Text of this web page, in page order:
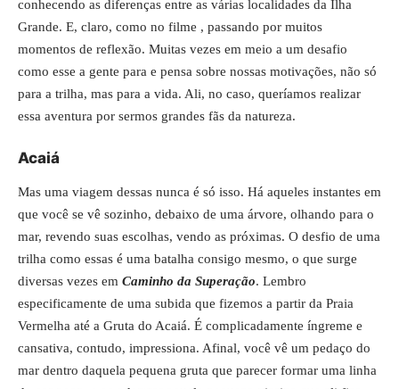
conhecendo as diferenças entre as várias localidades da Ilha
Grande. E, claro, como no filme , passando por muitos
momentos de reflexão. Muitas vezes em meio a um desafio
como esse a gente para e pensa sobre nossas motivações, não só
para a trilha, mas para a vida. Ali, no caso, queríamos realizar
essa aventura por sermos grandes fãs da natureza.
Acaiá
Mas uma viagem dessas nunca é só isso. Há aqueles instantes em
que você se vê sozinho, debaixo de uma árvore, olhando para o
mar, revendo suas escolhas, vendo as próximas. O desfio de uma
trilha como essas é uma batalha consigo mesmo, o que surge
diversas vezes em Caminho da Superação. Lembro
especificamente de uma subida que fizemos a partir da Praia
Vermelha até a Gruta do Acaiá. É complicadamente íngreme e
cansativa, contudo, impressiona. Afinal, você vê um pedaço do
mar dentro daquela pequena gruta que parecer formar uma linha